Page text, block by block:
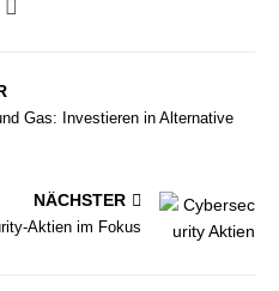
Gas: Investieren in Alternative
NÄCHSTER
Aktien im Fokus